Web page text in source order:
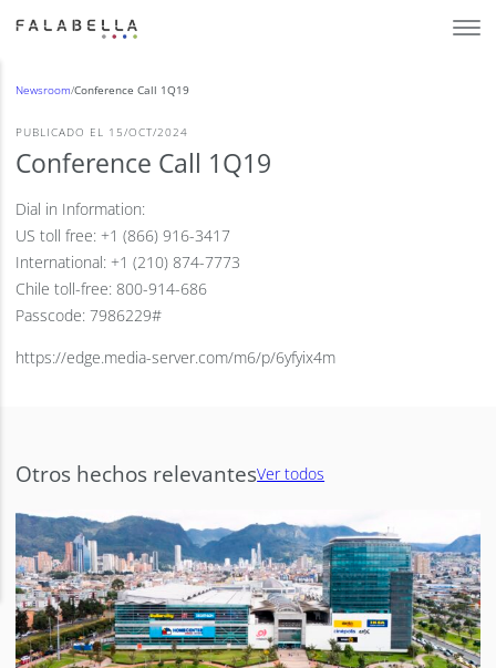
Newsroom/Conference Call 1Q19
PUBLICADO EL 15/OCT/2024
Conference Call 1Q19
Dial in Information:
US toll free: +1 (866) 916-3417
International: +1 (210) 874-7773
Chile toll-free: 800-914-686
Passcode: 7986229#
https://edge.media-server.com/m6/p/6yfyix4m
Otros hechos relevantesVer todos